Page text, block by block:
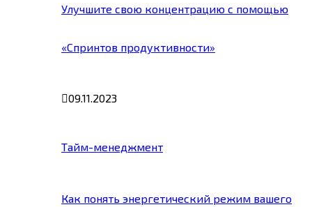
Улучшите свою концентрацию с помощью
«Спринтов продуктивности»
09.11.2023
Тайм-менеджмент
Как понять энергетический режим вашего